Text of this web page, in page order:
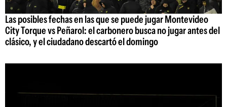
Las posibles fechas en las que se puede jugar Montevideo
City Torque vs Peñarol: el carbonero busca no jugar antes del
clásico, y el ciudadano descartó el domingo